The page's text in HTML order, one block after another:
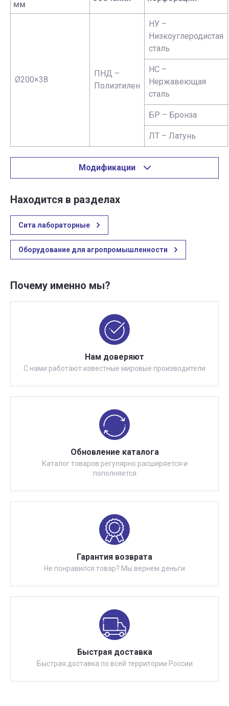
мм
Ø200×38
ПНД –
Полиэтилен
НУ –
Низкоуглеродистая
сталь
НС –
Нержавеющая
сталь
БР – Бронза
ЛТ – Латунь
Модификации
Находится в разделах
Сита лабораторные
Оборудование для агропромышленности
Почему именно мы?
Нам доверяют
С нами работают известные мировые производители
Обновление каталога
Каталог товаров регулярно расширяется и
пополняется
Гарантия возврата
Не понравился товар? Мы вернем деньги
Быстрая доставка
Быстрая доставка по всей территории России